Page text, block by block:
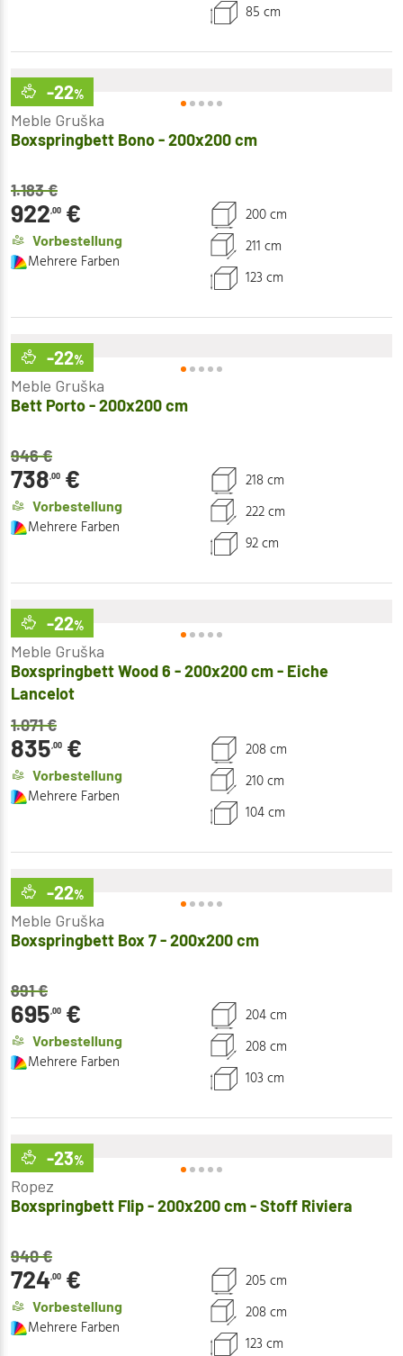
85 cm
-22%
Meble Gruška
Boxspringbett Bono - 200x200 cm
1.183€
922,00 €
Vorbestellung
Mehrere Farben
200 cm
211 cm
123 cm
-22%
Meble Gruška
Bett Porto - 200x200 cm
946€
738,00 €
Vorbestellung
Mehrere Farben
218 cm
222 cm
92 cm
-22%
Meble Gruška
Boxspringbett Wood 6 - 200x200 cm - Eiche
Lancelot
1.071€
835,00 €
Vorbestellung
Mehrere Farben
208 cm
210 cm
104 cm
-22%
Meble Gruška
Boxspringbett Box 7 - 200x200 cm
891€
695,00 €
Vorbestellung
Mehrere Farben
204 cm
208 cm
103 cm
-23%
Ropez
Boxspringbett Flip - 200x200 cm - Stoff Riviera
940€
724,00 €
Vorbestellung
Mehrere Farben
205 cm
208 cm
123 cm